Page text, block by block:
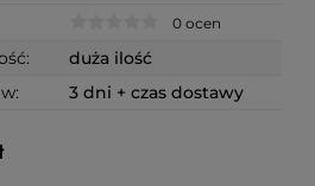
0 ocen
duża ilość
3 dni + czas dostawy